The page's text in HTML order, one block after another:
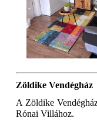
Zöldike Vendégház
A Zöldike
Rónai Villához.